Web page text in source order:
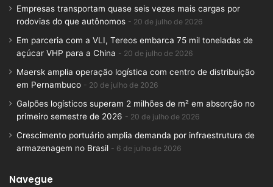
Empresas transportam quase seis vezes mais cargas por
rodovias do que autônomos
20 de julho de 2026
Em parceria com a VLI, Tereos embarca 75 mil toneladas de
açúcar VHP para a China
20 de julho de 2026
Maersk amplia operação logística com centro de distribuição
em Pernambuco
20 de julho de 2026
Galpões logísticos superam 2 milhões de m² em absorção no
primeiro semestre de 2026
20 de julho de 2026
Crescimento portuário amplia demanda por infraestrutura de
armazenagem no Brasil
6 de julho de 2026
Navegue